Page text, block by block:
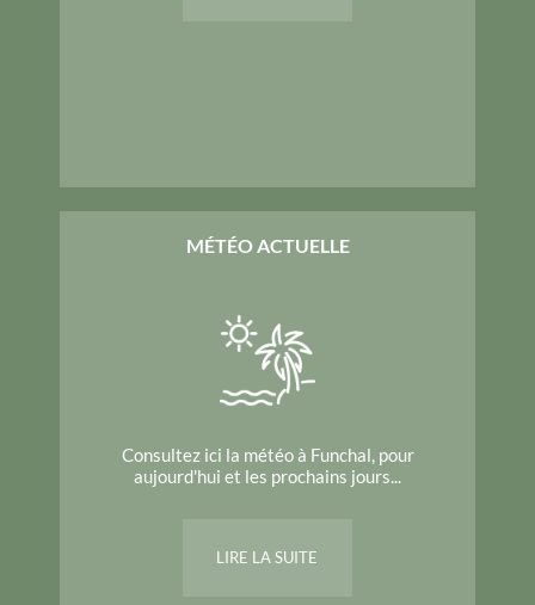
MÉTÉO ACTUELLE
Consultez ici la météo à Funchal, pour
aujourd'hui et les prochains jours...
LIRE LA SUITE